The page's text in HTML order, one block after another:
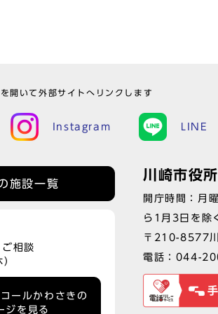
開いて外部サイトへリンクします
Instagram LINE
施設一覧
相談
ールかわさきの
ジを見る
川崎市役所
開庁時間：月
ら1月3日を除
〒210-8577
電話： 044-